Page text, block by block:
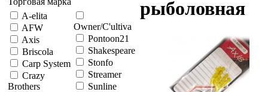
A-elita
AFW
Axis
Briscola
Carp System
Crazy
Brothers
Owner/C'ultiva
Pontoon21
Shakespeare
Stonfo
Streamer
Sunline
рыболовная